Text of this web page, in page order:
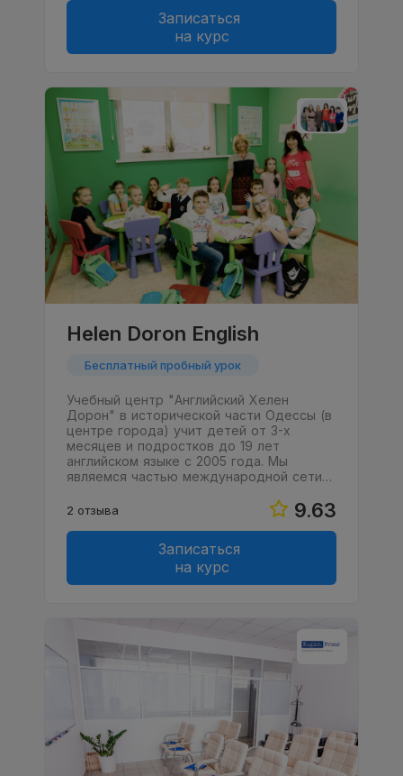
Записаться
на курс
Helen Doron English
Бесплатный пробный урок
Учебный центр "Английский Хелен
Дорон" в исторической части Одессы (в
центре города) учит детей от 3-х
месяцев и подростков до 19 лет
английском языке с 2005 года. Мы
являемся частью международной сети…
9.63
2 отзыва
Записаться
на курс